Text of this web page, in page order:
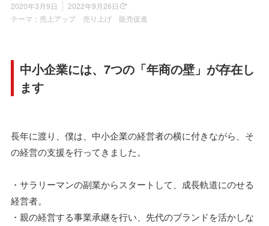
2020年3月9日
2022年9月26日
テーマ： 売上アップ 売り上げ 販売促進
中小企業には、7つの「年商の壁」が存在し
ます
長年に渡り、僕は、中小企業の経営者の横に付きながら、そ
の経営の支援を行ってきました。
・サラリーマンの副業からスタートして、成長軌道にのせる
経営者。
・親の経営する事業承継を行い、先代のブランドを活かしな